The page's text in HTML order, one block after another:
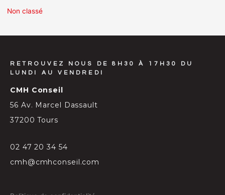
Non classé
RETROUVEZ NOUS DE 8H30 À 17H30 DU
LUNDI AU VENDREDI
CMH Conseil
56 Av. Marcel Dassault
37200 Tours
02 47 20 34 54
cmh@cmhconseil.com